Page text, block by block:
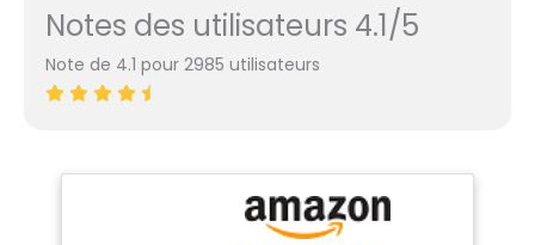
Notes des utilisateurs 4.1/5
Note de 4.1 pour 2985 utilisateurs